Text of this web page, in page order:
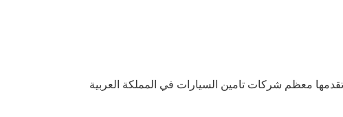
معظم شركات تامين السيارات في المملكة العربية